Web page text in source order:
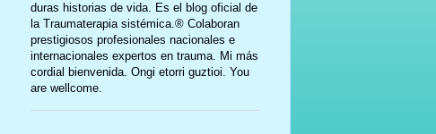
duras historias de vida. Es el blog oficial de
la Traumaterapia sistémica.® Colaboran
prestigiosos profesionales nacionales e
internacionales expertos en trauma. Mi más
cordial bienvenida. Ongi etorri guztioi. You
are wellcome.